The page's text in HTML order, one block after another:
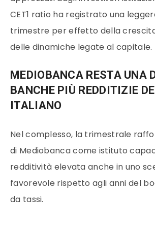
CET1 ratio ha registrato una
trimestre per effetto della
delle dinamiche legate al capitale.
MEDIOBANCA RESTA UNA
BANCHE PIÙ REDDITIZIE
ITALIANO
Nel complesso, la trimestrale
di Mediobanca come istituto
redditività elevata anche in uno
favorevole rispetto agli anni del
da tassi.